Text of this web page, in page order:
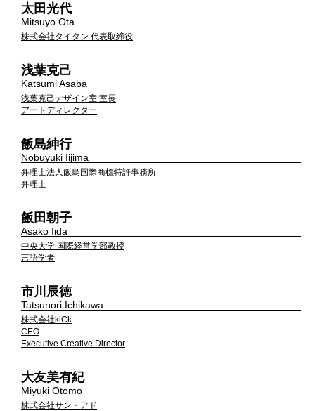
太田光代
Mitsuyo Ota
株式会社タイタン 代表取締役
浅葉克己
Katsumi Asaba
浅葉克己デザイン室 室長
アートディレクター
飯島紳行
Nobuyuki Iijima
弁理士法人飯島国際商標特許事務所
弁理士
飯田朝子
Asako Iida
中央大学 国際経営学部教授
言語学者
市川辰徳
Tatsunori Ichikawa
株式会社kiCk
CEO
Executive Creative Director
大友美有紀
Miyuki Otomo
株式会社サン・アド